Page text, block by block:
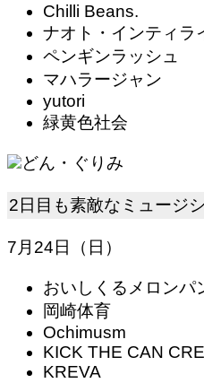
Chilli Beans.
ナオト・インティラ
ペンギンラッシュ
マハラージャン
yutori
緑黄色社会
どん・ぐりみ
2日目も素敵なミュージ
7月24日（日）
おいしくるメロンパ
岡崎体育
Ochimusm
KICK THE CAN
KREVA